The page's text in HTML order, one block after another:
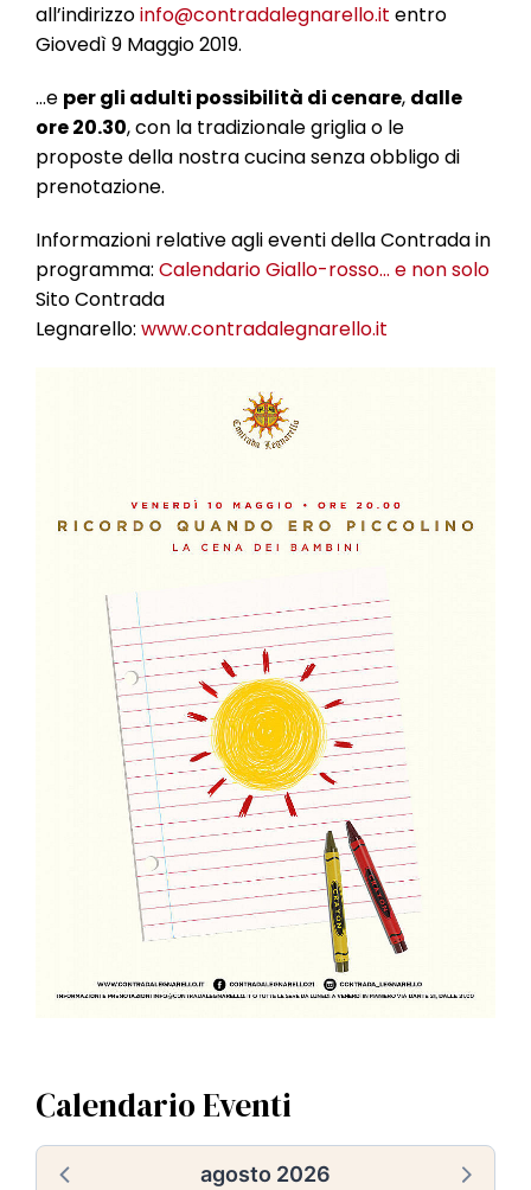
all’indirizzoinfo@contradalegnarello.it entro
Giovedì 9 Maggio 2019.
…e per gli adulti possibilità di cenare, dalle
ore 20.30, con la tradizionale griglia o le
proposte della nostra cucina senza obbligo di
prenotazione.
Informazioni relative agli eventi della Contrada in
programma: Calendario Giallo-rosso… e non solo
Sito Contrada
Legnarello: www.contradalegnarello.it
Calendario Eventi
agosto 2026